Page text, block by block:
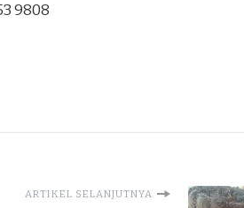
9808
ARTIKEL SELANJUTNYA